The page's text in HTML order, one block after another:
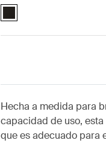
Case Logic 14" Laptop
Hecha a medida para
capacidad de uso,
que es adecuado para